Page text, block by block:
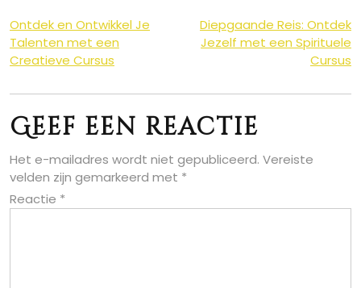
Berichtnavigatie
Ontdek en Ontwikkel Je
Talenten met een
Creatieve Cursus
Diepgaande Reis: Ontdek
Jezelf met een Spirituele
Cursus
Geef een reactie
Het e-mailadres wordt niet gepubliceerd. Vereiste
velden zijn gemarkeerd met *
Reactie *